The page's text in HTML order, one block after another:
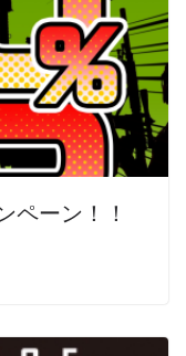
ーン！！